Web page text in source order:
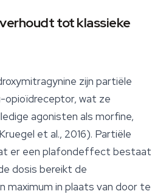
tot klassieke
zijn partiële
opioïdreceptor, wat ze
agonisten als morfine,
et al., 2016). Partiële
er een plafondeffect bestaat
dosis bereikt de
maximum in plaats van door te